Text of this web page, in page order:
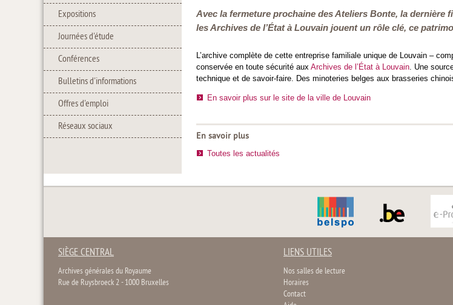
Expositions
Journées d'étude
Conférences
Bulletins d'informations
Offres d'emploi
Réseaux sociaux
Avec la fermeture prochaine des Ateliers Bonte, la
les Archives de l’État à Louvain jouent un rôle clé, ce
L’archive complète de cette entreprise familiale unique de Louvain –
conservée en toute sécurité aux Archives de l’État à Louvain. Une
technique et de savoir-faire. Des minoteries belges aux brasseries
En savoir plus sur le site de la ville de Louvain
En savoir plus
Toutes les actualités
SIÈGE CENTRAL
Archives générales du Royaume
Rue de Ruysbroeck 2 - 1000 Bruxelles
LIENS UTILES
Nos salles de lecture
Horaires
Contact